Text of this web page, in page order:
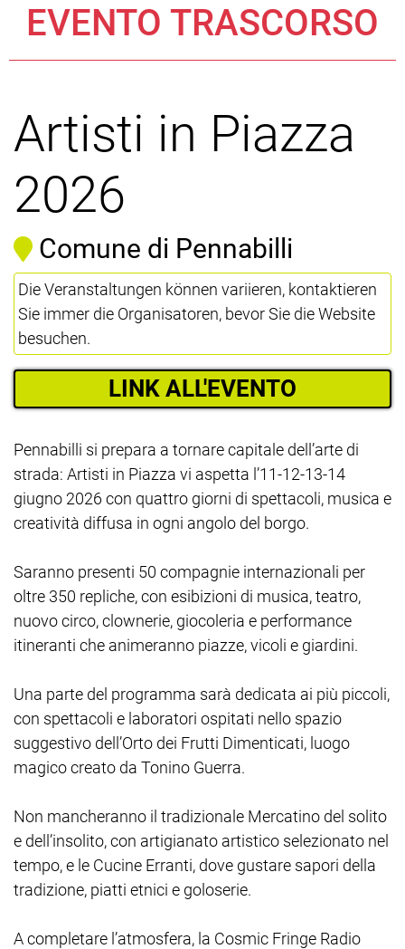
EVENTO TRASCORSO
Artisti in Piazza
2026
Comune di Pennabilli
Die Veranstaltungen können variieren, kontaktieren
Sie immer die Organisatoren, bevor Sie die Website
besuchen.
LINK ALL'EVENTO
Pennabilli si prepara a tornare capitale dell’arte di
strada: Artisti in Piazza vi aspetta l’11-12-13-14
giugno 2026 con quattro giorni di spettacoli, musica e
creatività diffusa in ogni angolo del borgo.
Saranno presenti 50 compagnie internazionali per
oltre 350 repliche, con esibizioni di musica, teatro,
nuovo circo, clownerie, giocoleria e performance
itineranti che animeranno piazze, vicoli e giardini.
Una parte del programma sarà dedicata ai più piccoli,
con spettacoli e laboratori ospitati nello spazio
suggestivo dell’Orto dei Frutti Dimenticati, luogo
magico creato da Tonino Guerra.
Non mancheranno il tradizionale Mercatino del solito
e dell’insolito, con artigianato artistico selezionato nel
tempo, e le Cucine Erranti, dove gustare sapori della
tradizione, piatti etnici e goloserie.
A completare l’atmosfera, la Cosmic Fringe Radio